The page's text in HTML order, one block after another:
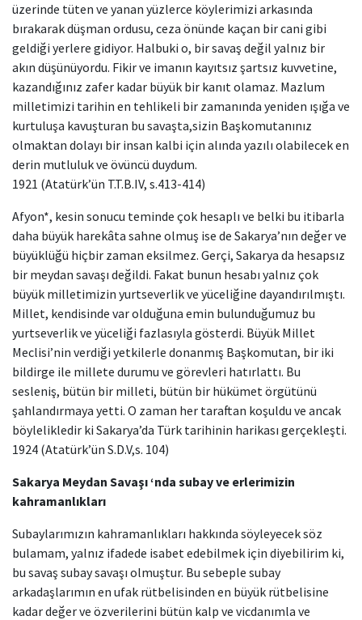
üzerinde tüten ve yanan yüzlerce köylerimizi arkasında
bırakarak düşman ordusu, ceza önünde kaçan bir cani gibi
geldiği yerlere gidiyor. Halbuki o, bir savaş değil yalnız bir
akın düşünüyordu. Fikir ve imanın kayıtsız şartsız kuvvetine,
kazandığınız zafer kadar büyük bir kanıt olamaz. Mazlum
milletimizi tarihin en tehlikeli bir zamanında yeniden ışığa ve
kurtuluşa kavuşturan bu savaşta,sizin Başkomutanınız
olmaktan dolayı bir insan kalbi için alında yazılı olabilecek en
derin mutluluk ve övüncü duydum.
1921 (Atatürk’ün T.T.B.IV, s.413-414)
Afyon*, kesin sonucu teminde çok hesaplı ve belki bu itibarla
daha büyük harekâta sahne olmuş ise de Sakarya’nın değer ve
büyüklüğü hiçbir zaman eksilmez. Gerçi, Sakarya da hesapsız
bir meydan savaşı değildi. Fakat bunun hesabı yalnız çok
büyük milletimizin yurtseverlik ve yüceliğine dayandırılmıştı.
Millet, kendisinde var olduğuna emin bulunduğumuz bu
yurtseverlik ve yüceliği fazlasıyla gösterdi. Büyük Millet
Meclisi’nin verdiği yetkilerle donanmış Başkomutan, bir iki
bildirge ile millete durumu ve görevleri hatırlattı. Bu
sesleniş, bütün bir milleti, bütün bir hükümet örgütünü
şahlandırmaya yetti. O zaman her taraftan koşuldu ve ancak
böylelikledir ki Sakarya’da Türk tarihinin harikası gerçekleşti.
1924 (Atatürk’ün S.D.V,s. 104)
Sakarya Meydan Savaşı ‘nda subay ve erlerimizin
kahramanlıkları
Subaylarımızın kahramanlıkları hakkında söyleyecek söz
bulamam, yalnız ifadede isabet edebilmek için diyebilirim ki,
bu savaş subay savaşı olmuştur. Bu sebeple subay
arkadaşlarımın en ufak rütbelisinden en büyük rütbelisine
kadar değer ve özverilerini bütün kalp ve vicdanımla ve